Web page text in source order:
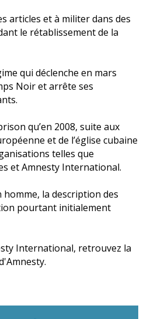
articles et à militer dans des
le rétablissement de la
qui déclenche en mars
Noir et arrête ses
qu’en 2008, suite aux
et de l’église cubaine
telles que
et Amnesty International.
homme, la description des
pourtant initialement
International, retrouvez la